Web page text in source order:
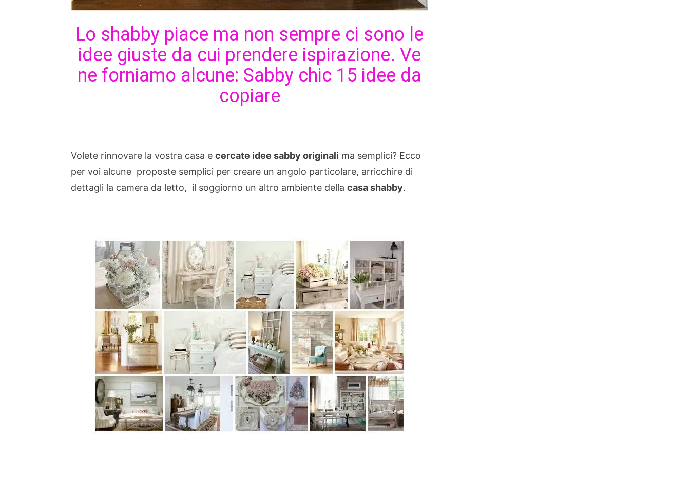
Lo shabby piace ma non sempre ci sono le
idee giuste da cui prendere ispirazione. Ve
ne forniamo alcune: Sabby chic 15 idee da
copiare
Volete rinnovare la vostra casa e cercate idee sabby originali ma semplici? Ecco
per voi alcune proposte semplici per creare un angolo particolare, arricchire di
dettagli la camera da letto, il soggiorno un altro ambiente della casa shabby.